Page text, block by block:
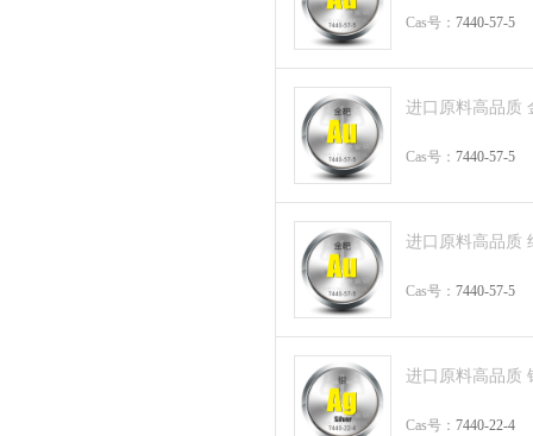
Cas号： 7440-57-5
进口原料高品质
Cas号： 7440-57-5
进口原料高品质
Cas号： 7440-57-5
进口原料高品质
Cas号： 7440-22-4